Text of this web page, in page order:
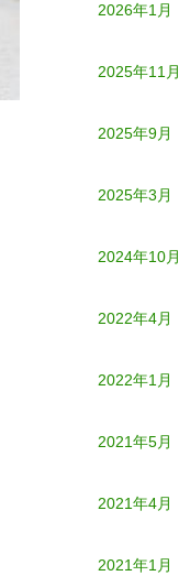
2026年1月
2025年11月
2025年9月
2025年3月
2024年10月
2022年4月
2022年1月
2021年5月
2021年4月
2021年1月